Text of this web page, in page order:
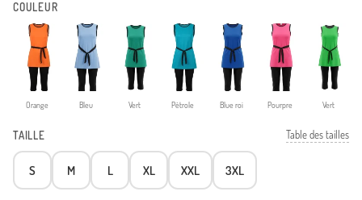
COULEUR
Orange Bleu Vert Pétrole Blue roi Pourpre Vert
TAILLE Table des tailles
S M L XL XXL 3XL